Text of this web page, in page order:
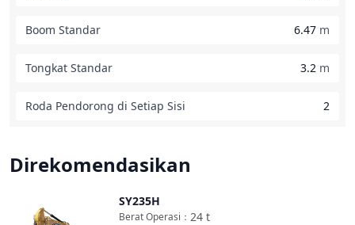
Boom Standar 6.47 m
Tongkat Standar 3.2 m
Roda Pendorong di Setiap Sisi 2
Direkomendasikan
Bandingkan
SY235H
24 t
Berat Operasi ：